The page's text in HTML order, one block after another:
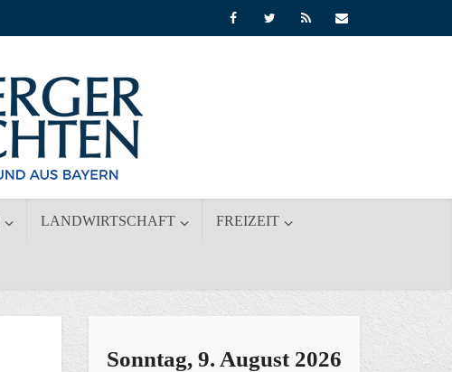
LANDWIRTSCHAFT FREIZEIT
Sonntag, 9. August 2026